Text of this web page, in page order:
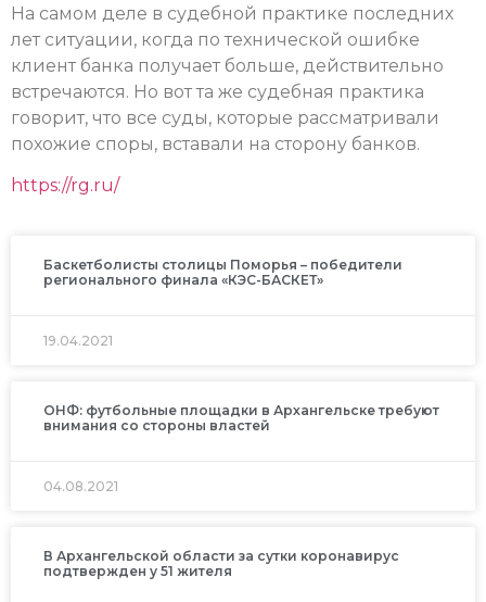
На самом деле в судебной практике последних
лет ситуации, когда по технической ошибке
клиент банка получает больше, действительно
встречаются. Но вот та же судебная практика
говорит, что все суды, которые рассматривали
похожие споры, вставали на сторону банков.
https://rg.ru/
Баскетболисты столицы Поморья – победители
регионального финала «КЭС-БАСКЕТ»
19.04.2021
ОНФ: футбольные площадки в Архангельске требуют
внимания со стороны властей
04.08.2021
В Архангельской области за сутки коронавирус
подтвержден у 51 жителя